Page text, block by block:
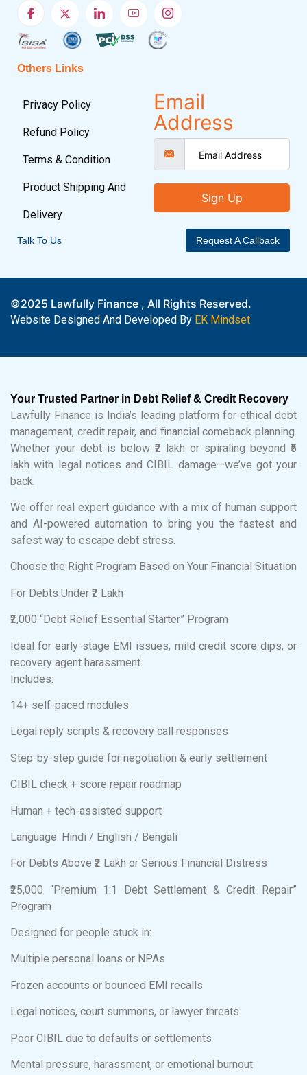
Others Links
Privacy Policy
Refund Policy
Terms & Condition
Product Shipping And
Delivery
Email
Address
Sign Up
Talk To Us Request A Callback
©2025 Lawfully Finance , All Rights Reserved.
Website Designed And Developed By EK Mindset
Your Trusted Partner in Debt Relief & Credit Recovery
Lawfully Finance is India’s leading platform for ethical debt
management, credit repair, and financial comeback planning.
Whether your debt is below ₹2 lakh or spiraling beyond ₹5
lakh with legal notices and CIBIL damage—we’ve got your
back.
We offer real expert guidance with a mix of human support
and AI-powered automation to bring you the fastest and
safest way to escape debt stress.
Choose the Right Program Based on Your Financial Situation
For Debts Under ₹2 Lakh
₹2,000 “Debt Relief Essential Starter” Program
Ideal for early-stage EMI issues, mild credit score dips, or
recovery agent harassment.
Includes:
14+ self-paced modules
Legal reply scripts & recovery call responses
Step-by-step guide for negotiation & early settlement
CIBIL check + score repair roadmap
Human + tech-assisted support
Language: Hindi / English / Bengali
For Debts Above ₹2 Lakh or Serious Financial Distress
₹25,000 “Premium 1:1 Debt Settlement & Credit Repair”
Program
Designed for people stuck in:
Multiple personal loans or NPAs
Frozen accounts or bounced EMI recalls
Legal notices, court summons, or lawyer threats
Poor CIBIL due to defaults or settlements
Mental pressure, harassment, or emotional burnout